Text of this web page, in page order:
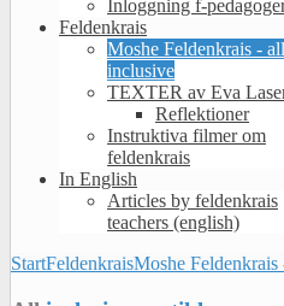
Inloggning f-
Feldenkrais
Moshe Feldenkrais - all
inclusive
TEXTER av Eva
Reflektioner
Instruktiva filmer om
feldenkrais
In English
Articles by feldenkrais
teachers (english)
StartFeldenkraisMoshe